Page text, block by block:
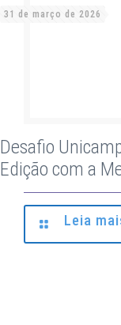
31 de março de 2026
Desafio
Edição com a
Leia